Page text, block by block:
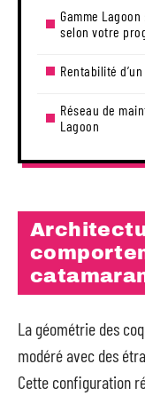
Gamme
selon votre
Rentabilité
Réseau de
Lagoon
La géométrie des
modéré avec des
Cette configuration